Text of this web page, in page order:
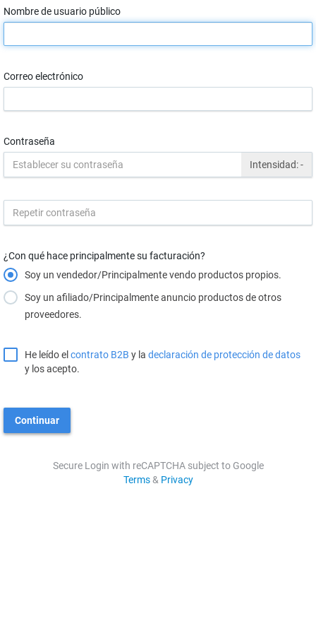
Nombre de usuario público
Correo electrónico
Contraseña
Intensidad:-
¿Con qué hace principalmente su facturación?
Soy un vendedor/Principalmente vendo productos propios.
Soy un afiliado/Principalmente anuncio productos de otros
proveedores.
He leído el contrato B2B y la declaración de protección de datos
y los acepto.
Continuar
Secure Login with reCAPTCHA subject to Google
Terms& Privacy